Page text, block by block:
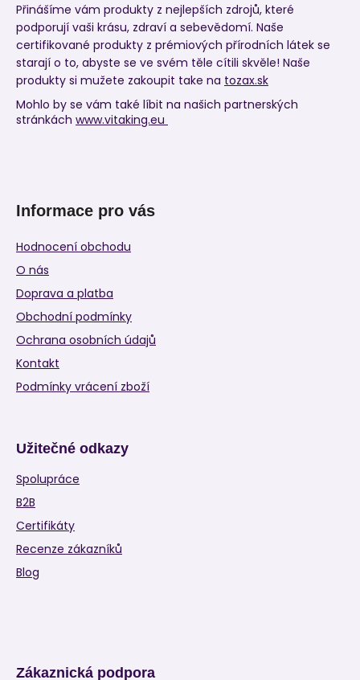
Přinášíme vám produkty z nejlepších zdrojů, které
podporují vaši krásu, zdraví a sebevědomí. Naše
certifikované produkty z prémiových přírodních látek se
starají o to, abyste se ve svém těle cítili skvěle! Naše
produkty si mužete zakoupit take na tozax.sk
Mohlo by se vám také líbit na našich partnerských
stránkách www.vitaking.eu
Informace pro vás
Hodnocení obchodu
O nás
Doprava a platba
Obchodní podmínky
Ochrana osobních údajů
Kontakt
Podmínky vrácení zboží
Užitečné odkazy
Spolupráce
B2B
Certifikáty
Recenze zákazníků
Blog
Zákaznická podpora